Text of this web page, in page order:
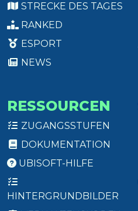
STRECKE DES TAGES
RANKED
ESPORT
NEWS
RESSOURCEN
ZUGANGSSTUFEN
DOKUMENTATION
UBISOFT-HILFE
HINTERGRUNDBILDER